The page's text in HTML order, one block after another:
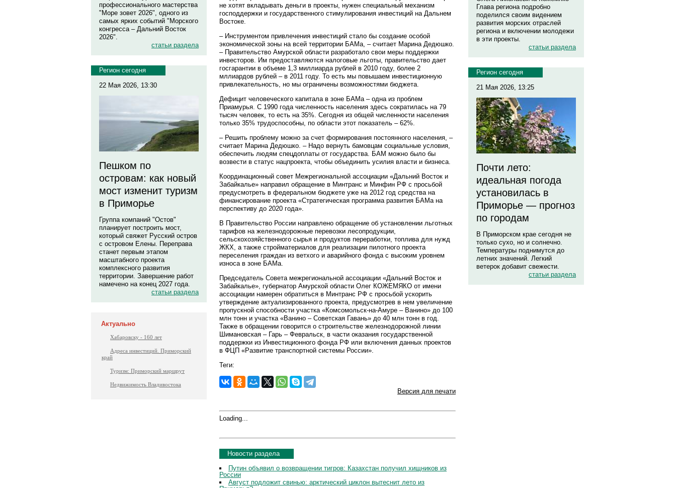
профессионального мастерства
"Море зовет 2026", одного из
самых ярких событий "Морского
конгресса – Дальний Восток
2026".
статьи раздела
Регион сегодня
22 Мая 2026, 13:30
Пешком по
островам: как новый
мост изменит туризм
в Приморье
Группа компаний "Остов"
планирует построить мост,
который свяжет Русский остров
с островом Елены. Переправа
станет первым этапом
масштабного проекта
комплексного развития
территории. Завершение работ
намечено на конец 2027 года.
статьи раздела
Актуально
Хабаровску - 160 лет
Адреса инвестиций. Приморский
край
Туризм: Приморский маршрут
Недвижимость Владивостока
не хотят вкладывать деньги в проекты, нужен специальный механизм
господдержки и государственного стимулирования инвестиций на Дальнем
Востоке.
– Инструментом привлечения инвестиций стало бы создание особой
экономической зоны на всей территории БАМа, – считает Марина Дедюшко.
– Правительство Амурской области разработало свои меры поддержки
инвесторов. Им предоставляются налоговые льготы, правительство дает
госгарантии в объеме 1,3 миллиарда рублей в 2010 году, более 2
мллиардов рублей – в 2011 году. То есть мы повышаем инвестиционную
привлекательность, но мы ограничены возможностями бюджета.
Дефицит человеческого капитала в зоне БАМа – одна из проблем
Приамурья. С 1990 года численность населения здесь сократилась на 79
тысяч человек, то есть на 35%. Сегодня из общей численности населения
только 35% трудоспособны, по области этот показатель – 62%.
– Решить проблему можно за счет формирования постоянного населения, –
считает Марина Дедюшко. – Надо вернуть бамовцам социальные условия,
обеспечить людям спецдоплаты от государства. БАМ можно было бы
возвести в статус нацпроекта, чтобы объединить усилия власти и бизнеса.
Координационный совет Межрегиональной ассоциации «Дальний Восток и
Забайкалье» направил обращение в Минтранс и Минфин РФ с просьбой
предусмотреть в федеральном бюджете уже на 2012 год средства на
финансирование проекта «Стратегическая программа развития БАМа на
перспективу до 2020 года».
В Правительство России направлено обращение об установлении льготных
тарифов на железнодорожные перевозки лесопродукции,
сельскохозяйственного сырья и продуктов переработки, топлива для нужд
ЖКХ, а также стройматериалов для реализации пилотного проекта
переселения граждан из ветхого и аварийного фонда с высоким уровнем
износа в зоне БАМа.
Председатель Совета межрегиональной ассоциации «Дальний Восток и
Забайкалье», губернатор Амурской области Олег КОЖЕМЯКО от имени
ассоциации намерен обратиться в Минтранс РФ с просьбой ускорить
утверждение актуализированного проекта, предусмотрев в нем увеличение
пропускной способности участка «Комсомольск-на-Амуре – Ванино» до 100
млн тонн и участка «Ванино – Советская Гавань» до 40 млн тонн в год.
Также в обращении говорится о строительстве железнодорожной линии
Шимановская – Гарь – Февральск, в части оказания государственной
поддержки из Инвестиционного фонда РФ или включения данных проектов
в ФЦП «Развитие транспортной системы России».
Теги:
Версия для печати
Loading...
Новости раздела
Путин объявил о возвращении тигров: Казахстан получил хищников из
России
Август подложит свинью: арктический циклон вытеснит лето из
Глава региона подробно
поделился своим видением
развития морских отраслей
региона и включении молодежи
в эти проекты.
статьи раздела
Регион сегодня
21 Мая 2026, 13:25
Почти лето:
идеальная погода
установилась в
Приморье — прогноз
по городам
В Приморском крае сегодня не
только сухо, но и солнечно.
Температуры поднимутся до
летних значений. Легкий
ветерок добавит свежести.
статьи раздела